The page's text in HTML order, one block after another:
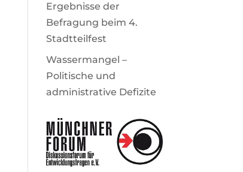
Ergebnisse der
Befragung beim 4.
Stadtteilfest
Wassermangel –
Politische und
administrative Defizite